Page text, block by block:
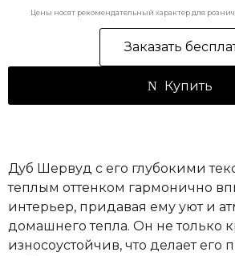
Цены носят рекомендательный характер для
Заказать
Купить
Дуб Шервуд с его глубокими
теплым оттенком гармонично
интерьер, придавая ему уют и
домашнего тепла. Он не только
износоустойчив, что делает его